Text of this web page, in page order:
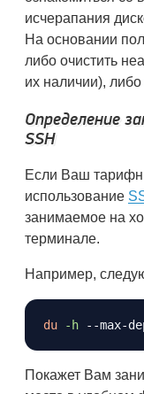
исчерапания
На основании
либо очистить
их наличии), либо
Определение
SSH
Если Ваш
использование
занимаемое на
терминале.
Например,
du -h --max-
Покажет Вам